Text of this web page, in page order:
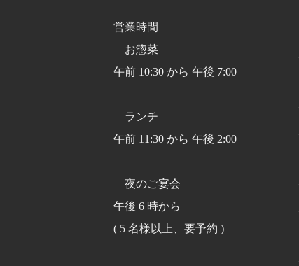
営業時間
お惣菜
午前 10:30 から 午後 7:00
ランチ
午前 11:30 から 午後 2:00
夜のご宴会
午後 6 時から
( 5 名様以上、要予約 )